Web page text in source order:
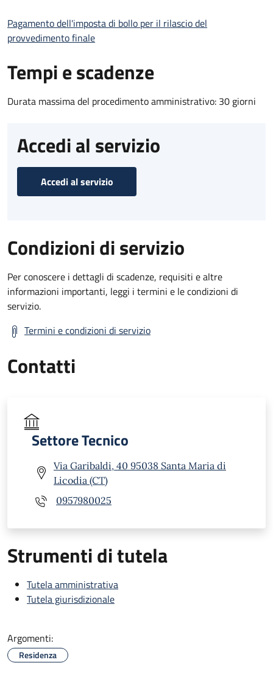
Pagamento dell'imposta di bollo per il rilascio del
provvedimento finale
Tempi e scadenze
Durata massima del procedimento amministrativo: 30 giorni
Accedi al servizio
Accedi al servizio
Condizioni di servizio
Per conoscere i dettagli di scadenze, requisiti e altre
informazioni importanti, leggi i termini e le condizioni di
servizio.
Termini e condizioni di servizio
Contatti
Settore Tecnico
Via Garibaldi, 40 95038 Santa Maria di
Licodia (CT)
0957980025
Strumenti di tutela
Tutela amministrativa
Tutela giurisdizionale
Argomenti:
Residenza